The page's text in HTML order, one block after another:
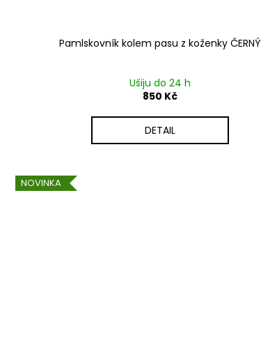
Pamlskovník kolem pasu z koženky ČERNÝ
Ušiju do 24 h
850 Kč
DETAIL
NOVINKA